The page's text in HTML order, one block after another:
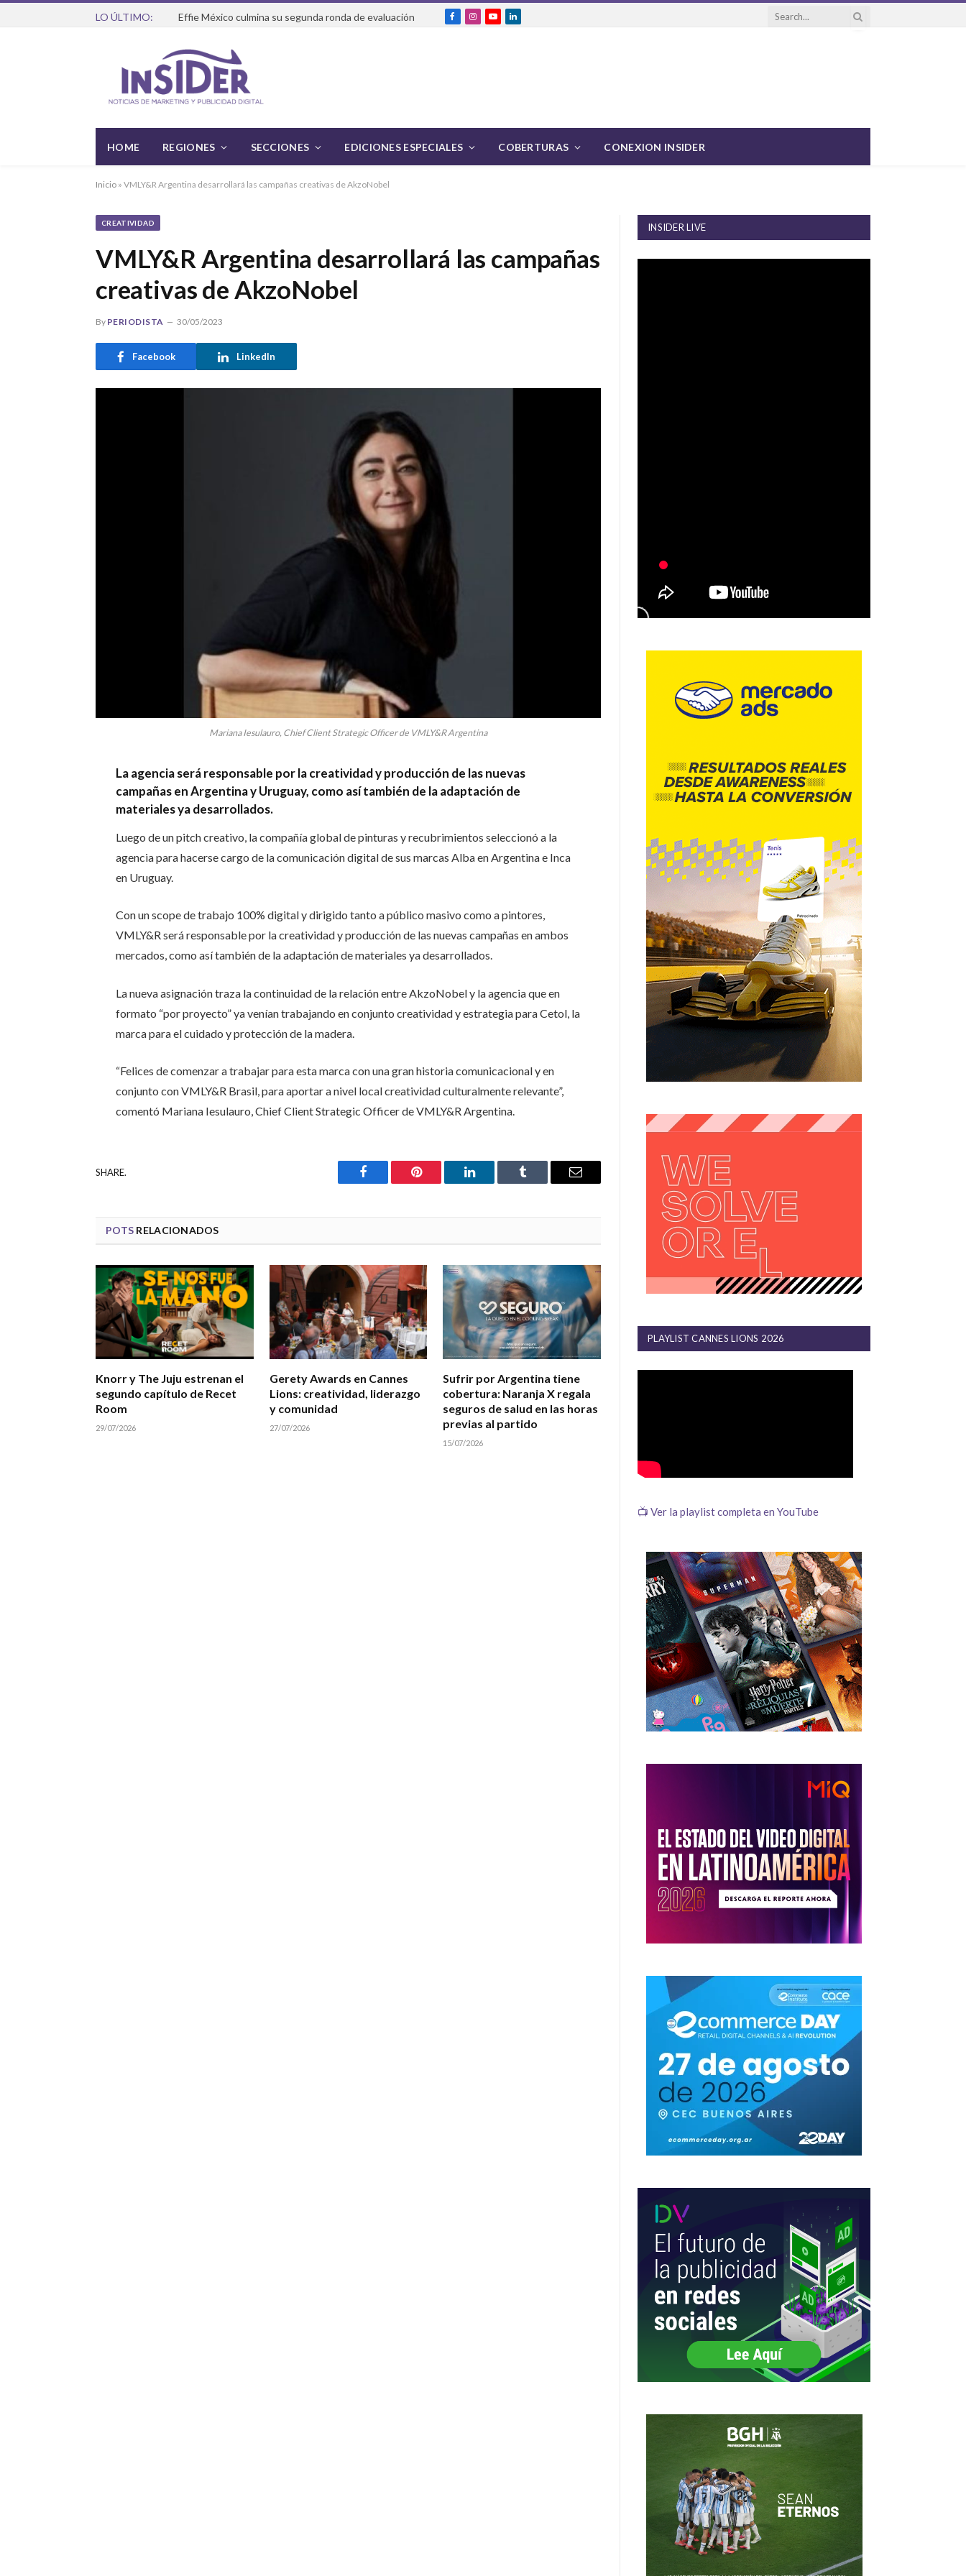
LO ÚLTIMO: Effie México culmina su segunda ronda de evaluación
FacebookInstagram
YouTubeLinkedIn
HOME REGIONES SECCIONES EDICIONES ESPECIALES COBERTURAS CONEXION INSIDER
Inicio » VMLY&R Argentina desarrollará las campañas creativas de AkzoNobel
CREATIVIDAD
VMLY&R Argentina desarrollará las campañas
creativas de AkzoNobel
By PERIODISTA 30/05/2023
Facebook LinkedIn
Mariana Iesulauro, Chief Client Strategic Officer de VMLY&R Argentina
La agencia será responsable por la creatividad y producción de las nuevas
campañas en Argentina y Uruguay, como así también de la adaptación de
materiales ya desarrollados.
Luego de un pitch creativo, la compañía global de pinturas y recubrimientos seleccionó a la
agencia para hacerse cargo de la comunicación digital de sus marcas Alba en Argentina e Inca
en Uruguay.
Con un scope de trabajo 100% digital y dirigido tanto a público masivo como a pintores,
VMLY&R será responsable por la creatividad y producción de las nuevas campañas en ambos
mercados, como así también de la adaptación de materiales ya desarrollados.
La nueva asignación traza la continuidad de la relación entre AkzoNobel y la agencia que en
formato “por proyecto” ya venían trabajando en conjunto creatividad y estrategia para Cetol, la
marca para el cuidado y protección de la madera.
“Felices de comenzar a trabajar para esta marca con una gran historia comunicacional y en
conjunto con VMLY&R Brasil, para aportar a nivel local creatividad culturalmente relevante”,
comentó Mariana Iesulauro, Chief Client Strategic Officer de VMLY&R Argentina.
SHARE.
Facebook Pinterest LinkedIn Tumblr Email
POTS RELACIONADOS
Knorr y The Juju estrenan el
segundo capítulo de Recet
Room
29/07/2026
Gerety Awards en Cannes
Lions: creatividad, liderazgo
y comunidad
27/07/2026
Sufrir por Argentina tiene
cobertura: Naranja X regala
seguros de salud en las horas
previas al partido
15/07/2026
INSIDER LIVE
PLAYLIST CANNES LIONS 2026
📺 Ver la playlist completa en YouTube